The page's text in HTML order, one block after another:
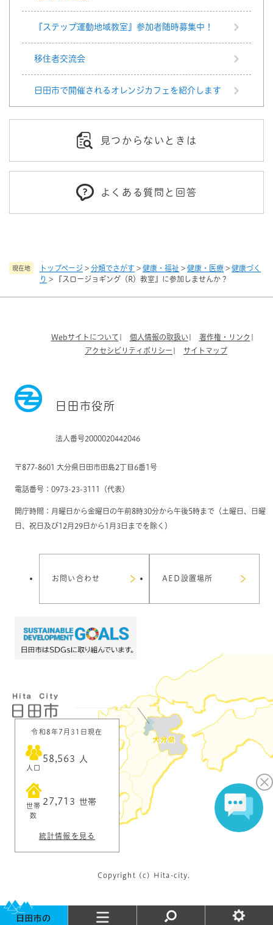
現在地 トップページ > 分類でさがす > 健康・福祉 > 健康・医療 > 健康づく
り > 『スロージョギング（R）教室』に参加しませんか？
『ステップ運動地域教室』参加者随時募集中！
移住者交流会
日田市で開催されるオレンジカフェを紹介します
見つからないときは
よくある質問と回答
Webサイトについて 個人情報の取扱い
著作権・リンク
アクセシビリティポリシー
サイトマップ
日田市役所
法人番号2000020442046
〒877-8601 大分県日田市田島2丁目6番1号
電話番号：0973-23-3111（代表）
開庁時間：月曜日から金曜日の午前8時30分から午後5時まで（土曜日、日曜
日、祝日及び12月29日から1月3日までを除く）
お問い合わせ AED設置場所
令和8年7月31日現在
人口
58,563 人
世帯
数
27,713 世帯
統計情報を見る
Copyright (c) Hita-city.